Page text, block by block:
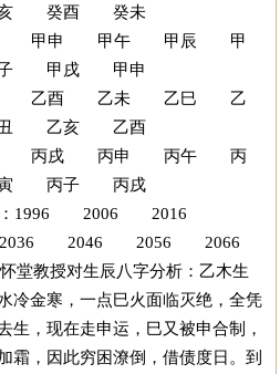
癸酉 癸未
甲申 甲午 甲辰 甲
甲戌 甲申
乙酉 乙未 乙巳 乙
乙亥 乙酉
丙戌 丙申 丙午 丙
丙子 丙戌
：1996 2006 2016
2046 2056 2066
堂教授对生辰八字分析：乙木生
冷金寒，一点巳火面临灭绝，全凭
生，现在走申运，巳又被申合制，
霜，因此穷困潦倒，借债度日。到